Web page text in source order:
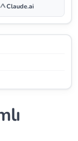
Claude.ai